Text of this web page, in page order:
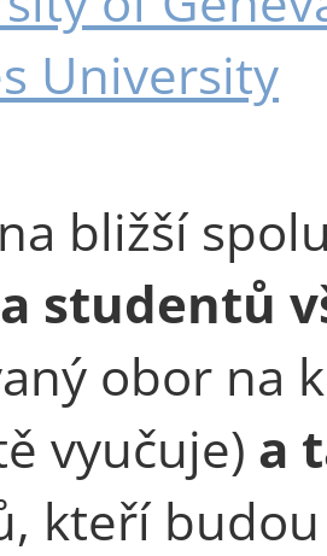
University
bližší
studentů
obor na
vyučuje) a
kteří